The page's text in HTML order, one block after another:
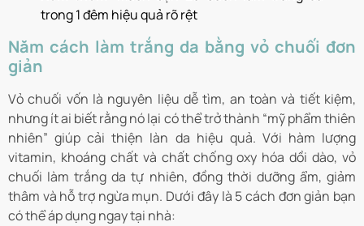
trong 1 đêm hiệu quả rõ rệt
Năm cách làm trắng da bằng vỏ chuối đơn
giản
Vỏ chuối vốn là nguyên liệu dễ tìm, an toàn và tiết kiệm,
nhưng ít ai biết rằng nó lại có thể trở thành “mỹ phẩm thiên
nhiên” giúp cải thiện làn da hiệu quả. Với hàm lượng
vitamin, khoáng chất và chất chống oxy hóa dồi dào, vỏ
chuối làm trắng da tự nhiên, đồng thời dưỡng ẩm, giảm
thâm và hỗ trợ ngừa mụn. Dưới đây là 5 cách đơn giản bạn
có thể áp dụng ngay tại nhà: